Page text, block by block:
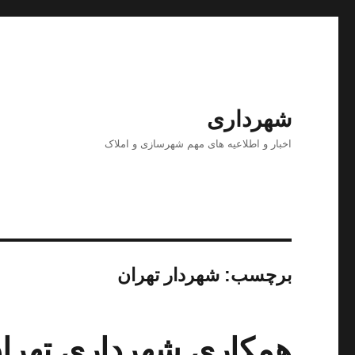
شهرداری
اخبار و اطلاعیه های مهم شهرسازی و املاک
برچسب:شهردار تهران